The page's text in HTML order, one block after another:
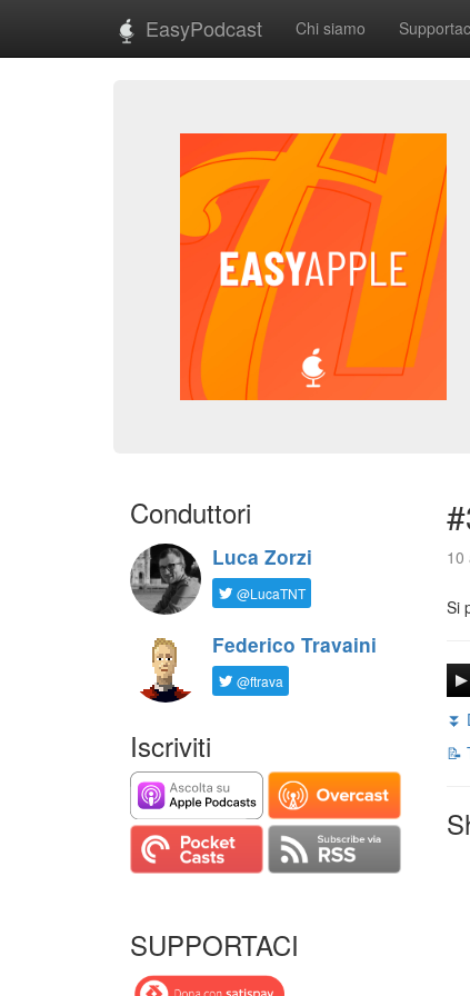
EasyPodcast Chi siamo
Conduttori
Luca Zorzi
@LucaTNT
Federico Travaini
@ftrava
Iscriviti
SUPPORTACI
10
Si
⏬
📝